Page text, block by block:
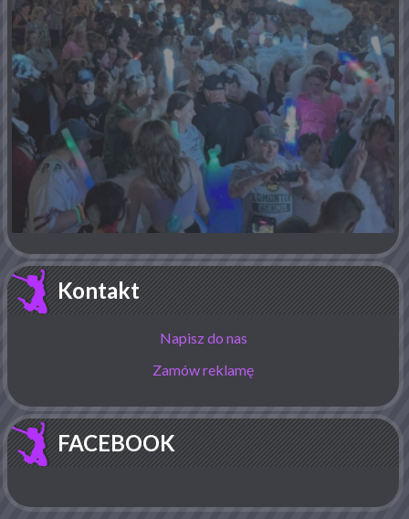
Kontakt
Napisz do nas
Zamów reklamę
FACEBOOK